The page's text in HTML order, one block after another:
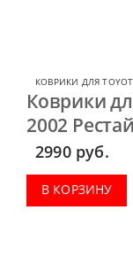
КОВРИКИ ДЛЯ
Коврики
2002
2990 руб.
В КОРЗИНУ